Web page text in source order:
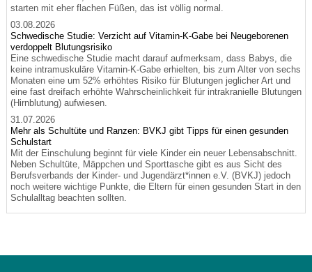
starten mit eher flachen Füßen, das ist völlig normal.
03.08.2026
Schwedische Studie: Verzicht auf Vitamin-K-Gabe bei Neugeborenen
verdoppelt Blutungsrisiko
Eine schwedische Studie macht darauf aufmerksam, dass Babys, die
keine intramuskuläre Vitamin-K-Gabe erhielten, bis zum Alter von sechs
Monaten eine um 52% erhöhtes Risiko für Blutungen jeglicher Art und
eine fast dreifach erhöhte Wahrscheinlichkeit für intrakranielle Blutungen
(Hirnblutung) aufwiesen.
31.07.2026
Mehr als Schultüte und Ranzen: BVKJ gibt Tipps für einen gesunden
Schulstart
Mit der Einschulung beginnt für viele Kinder ein neuer Lebensabschnitt.
Neben Schultüte, Mäppchen und Sporttasche gibt es aus Sicht des
Berufsverbands der Kinder- und Jugendärzt*innen e.V. (BVKJ) jedoch
noch weitere wichtige Punkte, die Eltern für einen gesunden Start in den
Schulalltag beachten sollten.